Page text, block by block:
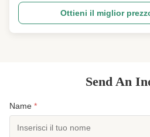
sua eccezionale durata, flessibilità e
vari fattori ambientali. Questo
ad alte prestazioni si è affermato
Ottieni il miglior
Send An
Name *